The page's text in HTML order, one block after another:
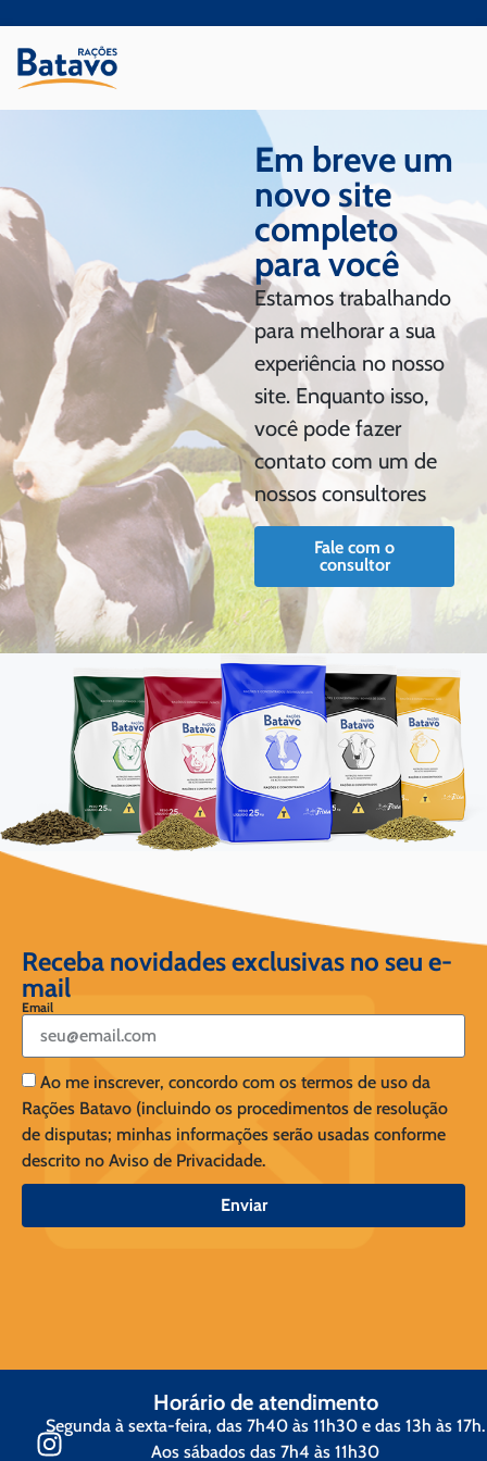
Em breve um
novo site
completo
para você
Estamos trabalhando
para melhorar a sua
experiência no nosso
site. Enquanto isso,
você pode fazer
contato com um de
nossos consultores
Fale com o
consultor
Receba novidades exclusivas no seu e-
mail
Email
Ao me inscrever, concordo com os termos de uso da
Rações Batavo (incluindo os procedimentos de resolução
de disputas; minhas informações serão usadas conforme
descrito no Aviso de Privacidade.
Enviar
Horário de atendimento
Segunda à sexta-feira, das 7h40 às 11h30 e das 13h às 17h.
Aos sábados das 7h4 às 11h30